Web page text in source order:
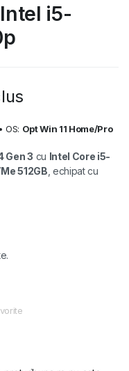
i5-
• OS: Opt Win 11 Home/Pro
Gen 3 cu Intel Core i5-
512GB , echipat cu